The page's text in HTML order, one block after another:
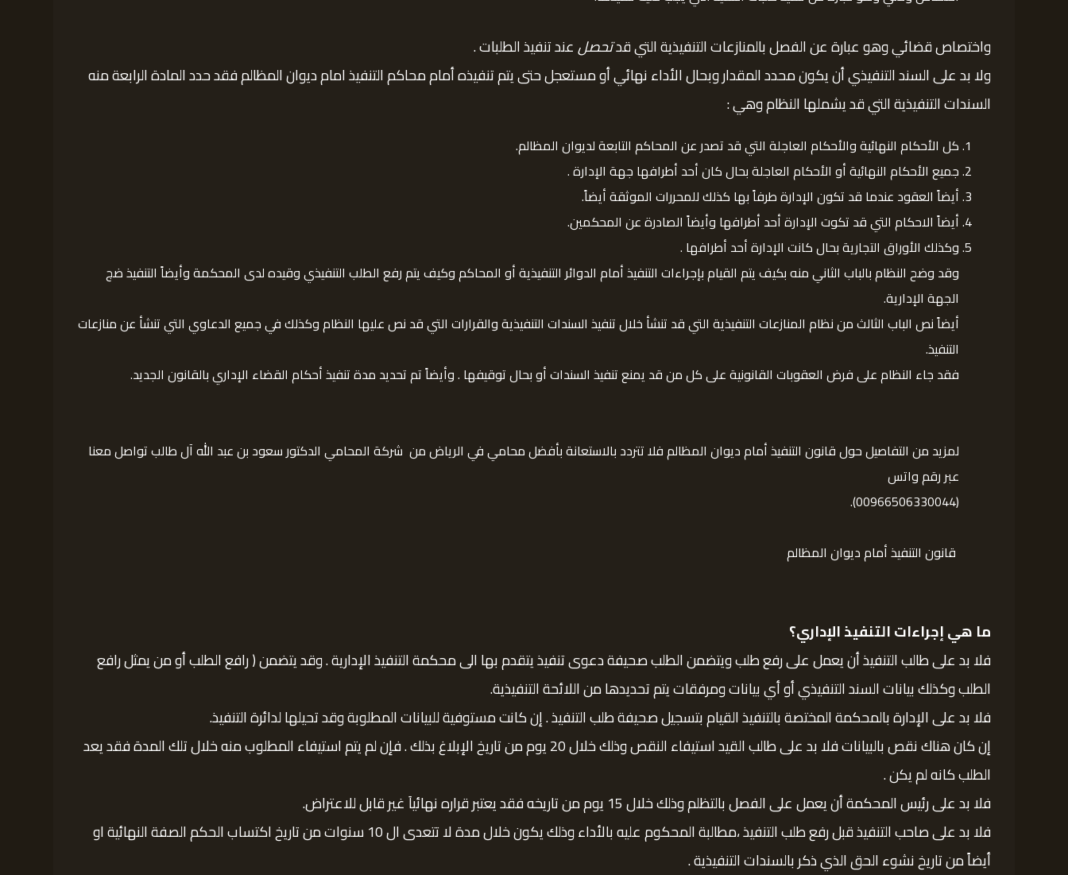
واختصاص قضائي وهو عبارة عن الفصل بالمنازعات التنفيذية التي قدتحصلعند تنفيذ الطلبات .
ولا بد على السند التنفيذي أن يكون محدد المقدار وبحال الأداء نهائي أو مستعجل حتى يتم تنفيذه أمام محاكم التنفيذ امام ديوان المظالم فقد حدد المادة الرابعة منه
السندات التنفيذية التي قد يشملها النظام وهي :
كل الأحكام النهائية والأحكام العاجلة التي قد تصدر عن المحاكم التابعة لديوان المظالم.
جميع الأحكام النهائية أو الأحكام العاجلة بحال كان أحد أطرافها جهة الإدارة .
أيضاً العقود عندما قد تكون الإدارة طرفاً بها كذلك للمحررات الموثقة أيضاً.
أيضاً الاحكام التي قد تكوت الإدارة أحد أطرافها وأيضاً الصادرة عن المحكمين.
وكذلك الأوراق التجارية بحال كانت الإدارة أحد أطرافها .
وقد وضح النظام بالباب الثاني منه بكيف يتم القيام بإجراءات التنفيذ أمام الدوائر التنفيذية أو المحاكم وكيف يتم رفع الطلب التنفيذي وقيده لدى المحكمة وأيضاً التنفيذ ضج
الجهة الإدارية.
أيضاً نص الباب الثالث من نظام المنازعات التنفيذية التي قد تنشأ خلال تنفيذ السندات التنفيذية والقرارات التي قد نص عليها النظام وكذلك في جميع الدعاوي التي تنشأ عن منازعات
التنفيذ.
فقد جاء النظام على فرض العقوبات القانونية على كل من قد يمنع تنفيذ السندات أو بحال توقيفها . وأيضاً تم تحديد مدة تنفيذ أحكام القضاء الإداري بالقانون الجديد.
لمزيد من التفاصيل حول قانون التنفيذ أمام ديوان المظالم فلا تتردد بالاستعانة بأفضل محامي في الرياض من شركة المحامي الدكتور سعود بن عبد الله آل طالب تواصل معنا
عبر رقم واتس
(00966506330044).
قانون التنفيذ أمام ديوان المظالم
ما هي إجراءات التنفيذ الإداري؟
فلا بد على طالب التنفيذ أن يعمل على رفع طلب ويتضمن الطلب صحيفة دعوى تنفيذ يتقدم بها الى محكمة التنفيذ الإدارية . وقد يتضمن ( رافع الطلب أو من يمثل رافع
الطلب وكذلك بيانات السند التنفيذي أو أي بيانات ومرفقات يتم تحديدها من اللائحة التنفيذية.
فلا بد على الإدارة بالمحكمة المختصة بالتنفيذ القيام بتسجيل صحيفة طلب التنفيذ . إن كانت مستوفية للبيانات المطلوبة وقد تحيلها لدائرة التنفيذ.
إن كان هناك نقص بالبيانات فلا بد على طالب القيد استيفاء النقص وذلك خلال 20 يوم من تاريخ الإبلاغ بذلك . فإن لم يتم استيفاء المطلوب منه خلال تلك المدة فقد يعد
الطلب كانه لم يكن .
فلا بد على رئيس المحكمة أن يعمل على الفصل بالتظلم وذلك خلال 15 يوم من تاريخه فقد يعتبر قراره نهائياَ غير قابل للاعتراض.
فلا بد على صاحب التنفيذ قبل رفع طلب التنفيذ ،مطالبة المحكوم عليه بالأداء وذلك يكون خلال مدة لا تتعدى ال 10 سنوات من تاريخ اكتساب الحكم الصفة النهائية او
أيضاً من تاريخ نشوء الحق الذي ذكر بالسندات التنفيذية .